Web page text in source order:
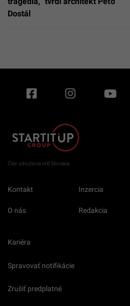
Dostál
Člen združenia IAB Slovakia
Kontakt Inzercia
O nás Redakcia
Kariéra
Spravovať notifikácie
Zrušiť predplatné